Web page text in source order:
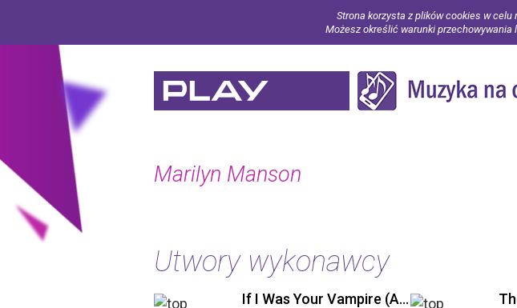
Strona korzysta z plików cookies w celu
Możesz określić warunki
Marilyn Manson
Utwory wykonawcy
If I Was Your Vampire (Album Version)